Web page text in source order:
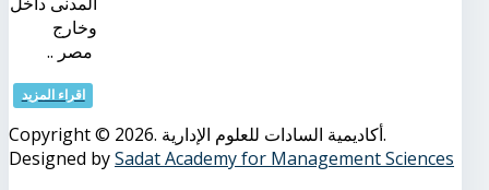
وخارج
مصر ..
اقراء المزيد
Copyright © 2026. أكاديمية السادات للعلوم الإدارية.
Designed bySadat Academy for Management Sciences